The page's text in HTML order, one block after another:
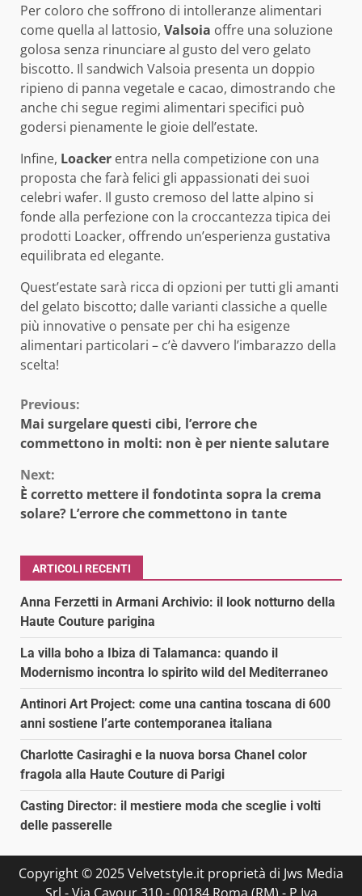
Per coloro che soffrono di intolleranze alimentari
come quella al lattosio, Valsoia offre una soluzione
golosa senza rinunciare al gusto del vero gelato
biscotto. Il sandwich Valsoia presenta un doppio
ripieno di panna vegetale e cacao, dimostrando che
anche chi segue regimi alimentari specifici può
godersi pienamente le gioie dell’estate.
Infine, Loacker entra nella competizione con una
proposta che farà felici gli appassionati dei suoi
celebri wafer. Il gusto cremoso del latte alpino si
fonde alla perfezione con la croccantezza tipica dei
prodotti Loacker, offrendo un’esperienza gustativa
equilibrata ed elegante.
Quest’estate sarà ricca di opzioni per tutti gli amanti
del gelato biscotto; dalle varianti classiche a quelle
più innovative o pensate per chi ha esigenze
alimentari particolari – c’è davvero l’imbarazzo della
scelta!
Continue
Reading
Previous:
Mai surgelare questi cibi, l’errore che
commettono in molti: non è per niente salutare
Next:
È corretto mettere il fondotinta sopra la crema
solare? L’errore che commettono in tante
ARTICOLI RECENTI
Anna Ferzetti in Armani Archivio: il look notturno della
Haute Couture parigina
La villa boho a Ibiza di Talamanca: quando il
Modernismo incontra lo spirito wild del Mediterraneo
Antinori Art Project: come una cantina toscana di 600
anni sostiene l’arte contemporanea italiana
Charlotte Casiraghi e la nuova borsa Chanel color
fragola alla Haute Couture di Parigi
Casting Director: il mestiere moda che sceglie i volti
delle passerelle
Copyright © 2025 Velvetstyle.it proprietà di Jws Media